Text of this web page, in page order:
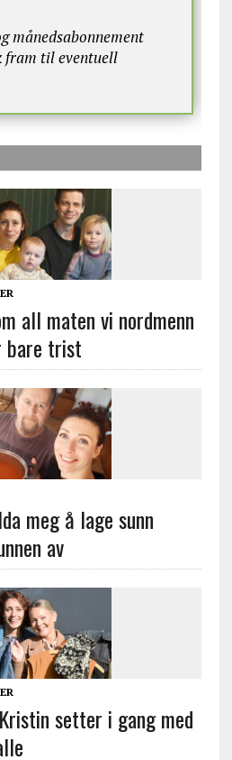
månedsabonnement
fram til eventuell
all maten vi nordmenn
bare trist
meg å lage sunn
av
setter i gang med